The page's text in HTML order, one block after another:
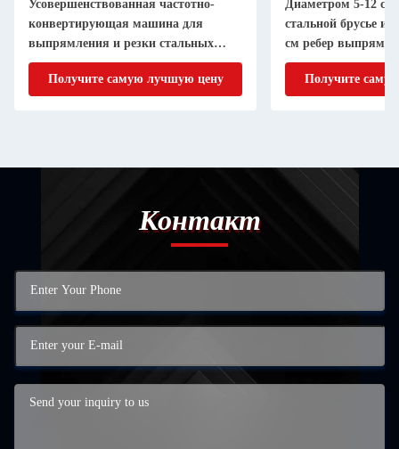
Усовершенствованная частотно-
конвертирующая машина для
выпрямления и резки стальных
стволов / ребер
Получите самую лучшую цену
Диаметром 5-12 см
стальной брусье и
см ребер
Получите
Контакт